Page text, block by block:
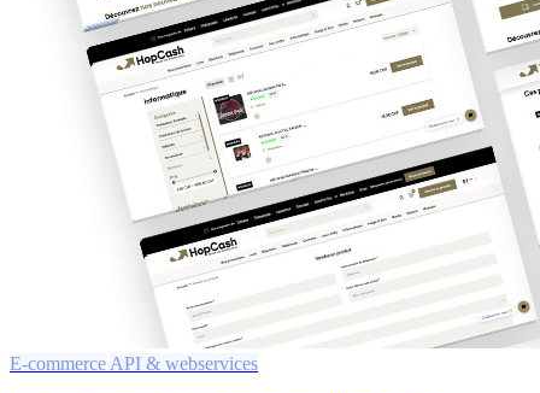
E-commerce API & webservices